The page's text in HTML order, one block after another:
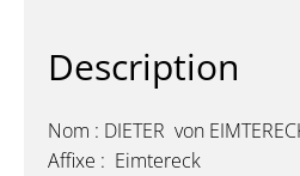
Description
Nom : DIETER von
Affixe : Eimtereck